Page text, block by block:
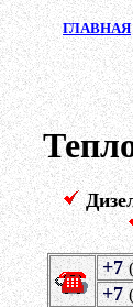
ГЛАВНАЯ
+7 (
+7 (